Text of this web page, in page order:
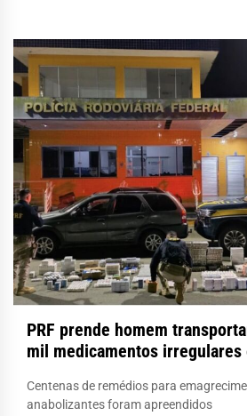
PRF prende homem
mil medicamentos irregulares
Centenas de remédios para
anabolizantes foram apreendidos